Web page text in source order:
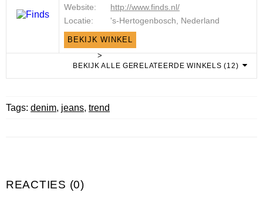
Website:
http://www.finds.nl/
Locatie:
's-Hertogenbosch, Nederland
BEKIJK WINKEL
>
BEKIJK ALLE GERELATEERDE WINKELS (12)
Tags: denim, jeans, trend
REACTIES (0)